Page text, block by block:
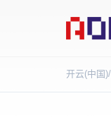
开云(中国)/